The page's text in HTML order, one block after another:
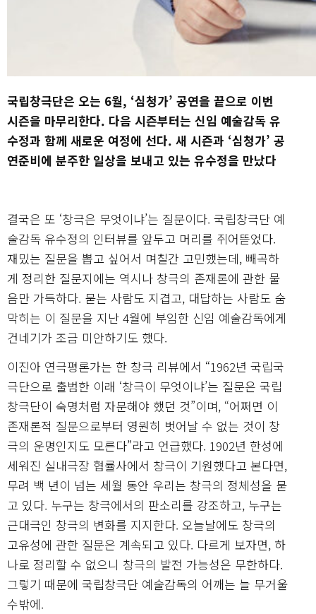
국립창극단은 오는 6월, ‘심청가’ 공연을 끝으로 이번
시즌을 마무리한다. 다음 시즌부터는 신임 예술감독 유
수정과 함께 새로운 여정에 선다. 새 시즌과 ‘심청가’ 공
연준비에 분주한 일상을 보내고 있는 유수정을 만났다
결국은 또 ‘창극은 무엇이냐’는 질문이다. 국립창극단 예
술감독 유수정의 인터뷰를 앞두고 머리를 쥐어뜯었다.
재밌는 질문을 뽑고 싶어서 며칠간 고민했는데, 빼곡하
게 정리한 질문지에는 역시나 창극의 존재론에 관한 물
음만 가득하다. 묻는 사람도 지겹고, 대답하는 사람도 숨
막히는 이 질문을 지난 4월에 부임한 신임 예술감독에게
건네기가 조금 미안하기도 했다.
이진아 연극평론가는 한 창극 리뷰에서 “1962년 국립국
극단으로 출범한 이래 ‘창극이 무엇이냐’는 질문은 국립
창극단이 숙명처럼 자문해야 했던 것”이며, “어쩌면 이
존재론적 질문으로부터 영원히 벗어날 수 없는 것이 창
극의 운명인지도 모른다”라고 언급했다. 1902년 한성에
세워진 실내극장 협률사에서 창극이 기원했다고 본다면,
무려 백 년이 넘는 세월 동안 우리는 창극의 정체성을 묻
고 있다. 누구는 창극에서의 판소리를 강조하고, 누구는
근대극인 창극의 변화를 지지한다. 오늘날에도 창극의
고유성에 관한 질문은 계속되고 있다. 다르게 보자면, 하
나로 정리할 수 없으니 창극의 발전 가능성은 무한하다.
그렇기 때문에 국립창극단 예술감독의 어깨는 늘 무거울
수밖에.